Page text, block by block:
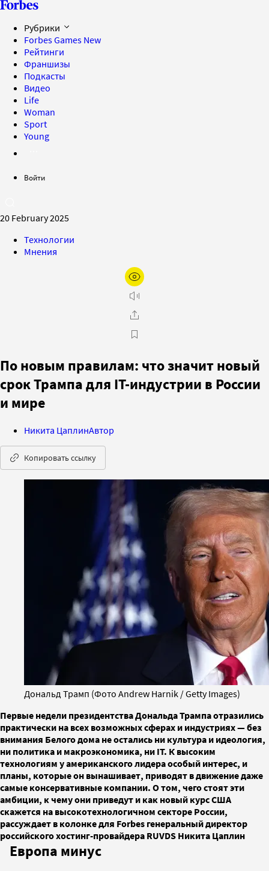
Рубрики
Forbes Games New
Рейтинги
Франшизы
Подкасты
Видео
Life
Woman
Sport
Young
Войти
20 February 2025
Технологии
Мнения
По новым правилам: что значит новый
срок Трампа для IT-индустрии в России
и мире
Никита ЦаплинАвтор
Копировать ссылку
Дональд Трамп (Фото Andrew Harnik / Getty Images)
Первые недели президентства Дональда Трампа отразились
практически на всех возможных сферах и индустриях — без
внимания Белого дома не остались ни культура и идеология,
ни политика и макроэкономика, ни IT. К высоким
технологиям у американского лидера особый интерес, и
планы, которые он вынашивает, приводят в движение даже
самые консервативные компании. О том, чего стоят эти
амбиции, к чему они приведут и как новый курс США
скажется на высокотехнологичном секторе России,
рассуждает в колонке для Forbes генеральный директор
российского хостинг-провайдера RUVDS Никита Цаплин
Европа минус